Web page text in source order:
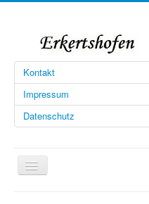
Kontakt
Impressum
Datenschutz
Navigation
an/aus